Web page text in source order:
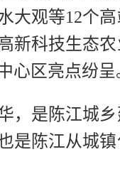
大观等12个
新科技生态
心区亮点纷呈
，是陈江城
是陈江从城